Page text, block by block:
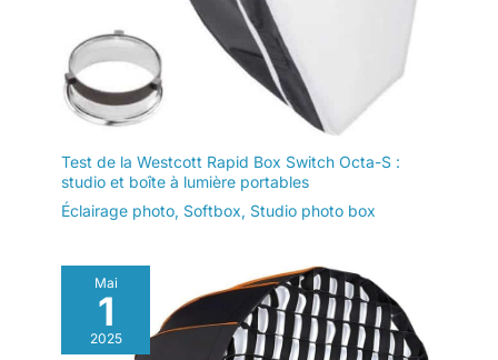
Test de la Westcott Rapid Box Switch Octa-S :
studio et boîte à lumière portables
Éclairage photo, Softbox, Studio photo box
Mai
1
2025